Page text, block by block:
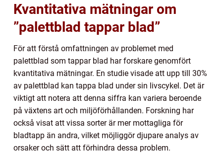
Kvantitativa mätningar om
”palettblad tappar blad”
För att förstå omfattningen av problemet med
palettblad som tappar blad har forskare genomfört
kvantitativa mätningar. En studie visade att upp till 30%
av palettblad kan tappa blad under sin livscykel. Det är
viktigt att notera att denna siffra kan variera beroende
på växtens art och miljöförhållanden. Forskning har
också visat att vissa sorter är mer mottagliga för
bladtapp än andra, vilket möjliggör djupare analys av
orsaker och sätt att förhindra dessa problem.